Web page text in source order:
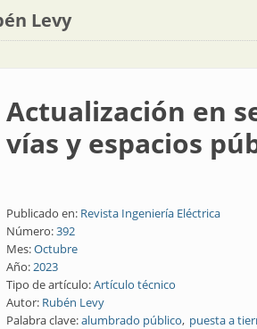
Levy
Actualización en
vías y espacios
Publicado en: Revista Ingeniería Eléctrica
Número:392
Mes:Octubre
Año:2023
Tipo de artículo:Artículo técnico
Autor: Rubén Levy
Palabra clave:alumbrado público puesta a